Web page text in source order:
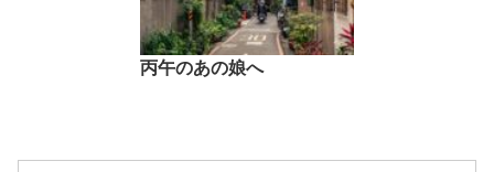
丙午のあの娘へ